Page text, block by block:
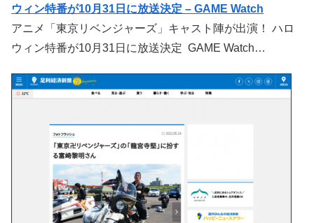
ウィン特番が10月31日に放送決定 – GAME Watch
アニメ「東京リベンジャーズ」キャスト陣が出演！ ハロ
ウィン特番が10月31日に放送決定 GAME Watch…